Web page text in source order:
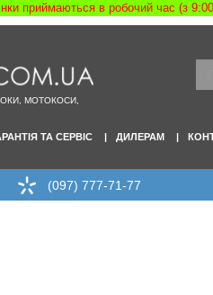
приймаються в робочий час (з
МОТОКОСИ,
ТА СЕРВІС ДИЛЕРАМ
(097) 777-71-77